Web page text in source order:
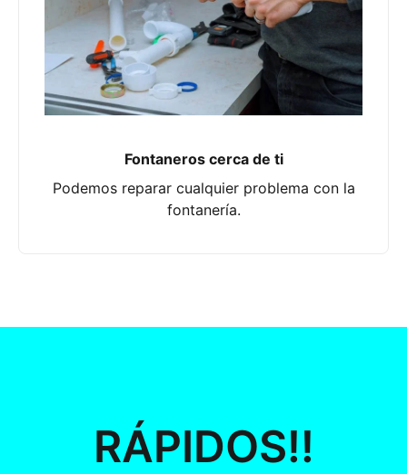
Fontaneros cerca de ti
Podemos reparar cualquier problema con la
fontanería.
RÁPIDOS!!